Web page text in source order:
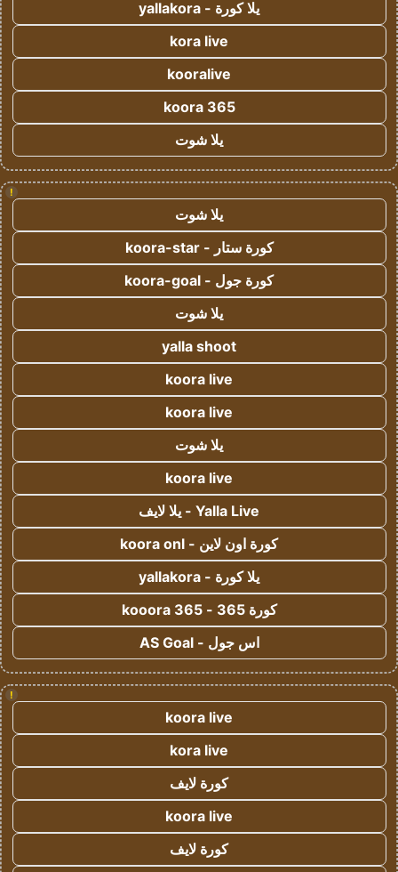
يلا كورة - yallakora
kora live
kooralive
koora 365
يلا شوت
!
يلا شوت
كورة ستار - koora-star
كورة جول - koora-goal
يلا شوت
yalla shoot
koora live
koora live
يلا شوت
koora live
Yalla Live - يلا لايف
كورة اون لاين - koora onl
يلا كورة - yallakora
كورة 365 - kooora 365
اس جول - AS Goal
!
koora live
kora live
كورة لايف
koora live
كورة لايف